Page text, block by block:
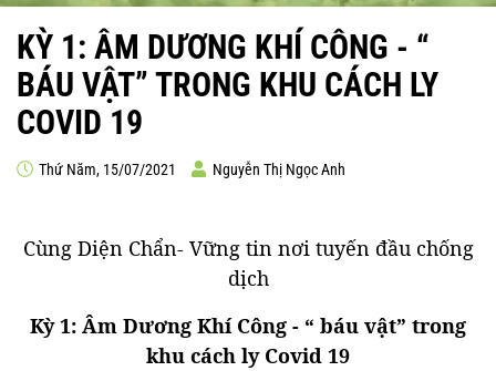
KỲ 1: ÂM DƯƠNG KHÍ CÔNG - “
BÁU VẬT” TRONG KHU CÁCH LY
COVID 19
Thứ Năm, 15/07/2021 Nguyễn Thị Ngọc Anh
Cùng Diện Chẩn- Vững tin nơi tuyến đầu chống
dịch
Kỳ 1: Âm Dương Khí Công - “ báu vật” trong
khu cách ly Covid 19